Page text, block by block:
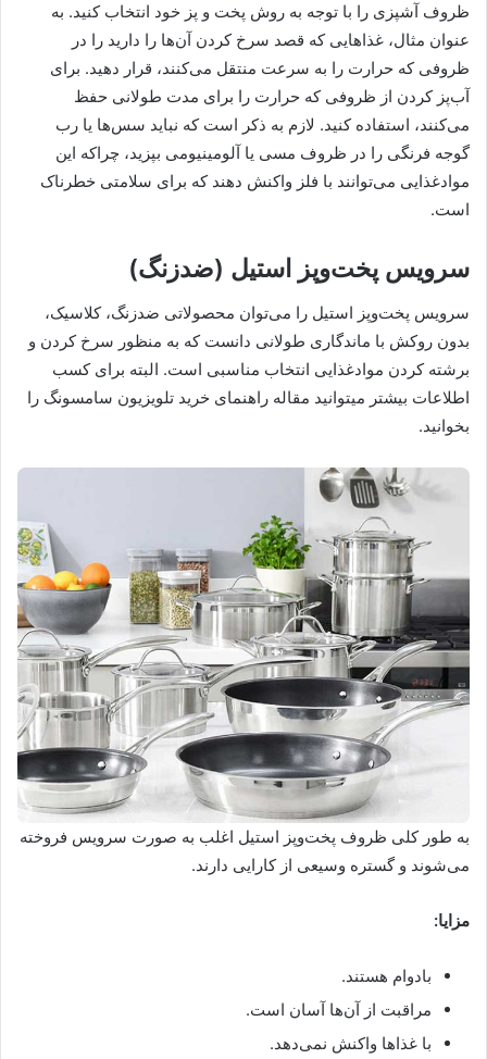
ظروف آشپزی را با توجه به روش پخت و پز خود انتخاب کنید. به
عنوان مثال، غذاهایی که قصد سرخ کردن آن‌ها را دارید را در
ظروفی که حرارت را به سرعت منتقل می‌کنند، قرار دهید. برای
آب‌پز کردن از ظروفی که حرارت را برای مدت طولانی حفظ
می‌کنند، استفاده کنید. لازم به ذکر است که نباید سس‌ها یا رب
گوجه فرنگی را در ظروف مسی یا آلومینیومی بپزید، چراکه این
موادغذایی می‌توانند با فلز واکنش دهند که برای سلامتی خطرناک
است.
سرویس پخت‌وپز استیل (ضدزنگ)
سرویس پخت‌وپز استیل را می‌توان محصولاتی ضدزنگ، کلاسیک،
بدون روکش با ماندگاری طولانی دانست که به منظور سرخ کردن و
برشته‌ کردن موادغذایی انتخاب مناسبی است. البته برای کسب
اطلاعات بیشتر میتوانید مقاله راهنمای خرید تلویزیون سامسونگ را
بخوانید.
به طور کلی ظروف پخت‌وپز استیل اغلب به صورت سرویس فروخته
می‌شوند و گستره وسیعی از کارایی‌ دارند.
مزایا:
بادوام هستند.
مراقبت از آن‌ها آسان است.
با غذاها واکنش نمی‌دهد.